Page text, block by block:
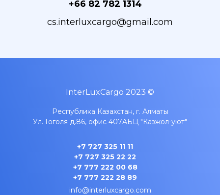
+66 82 782 1314
cs.interluxcargo@gmail.com
InterLuxCargo 2023 ©
Республика Казахстан, г. Алматы
Ул. Гоголя д.86, офис 407AБЦ "Казжол-уют"
+7 727 325 11 11
+7 727 325 22 22
+7 777 222 00 68
+7 777 222 28 89
info@interluxcargo.com